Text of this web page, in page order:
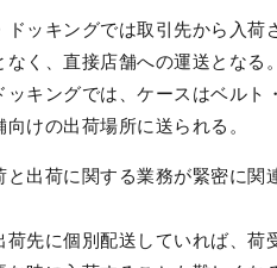
ッキングでは取引先から入荷
く、直接店舗への運送となる
キングでは、ケースはベルト
けの出荷場所に送られる。
と出荷に関する業務が緊密に関
先に個別配送していれば、荷